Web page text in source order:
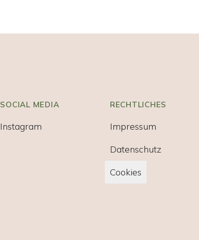
SOCIAL MEDIA
Instagram
RECHTLICHES
Impressum
Datenschutz
Cookies